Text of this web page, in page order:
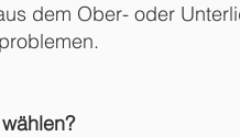
dem Ober- oder